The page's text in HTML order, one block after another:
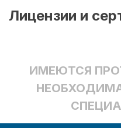
Лицензии и
ИМЕЮТСЯ